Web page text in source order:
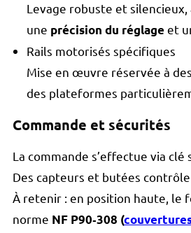
Levage robuste et
une précision du réglageet
Rails motorisés spécifiques
Mise en œuvre réservée à
des plateformes
Commande et sécurités
La commande s’effectue via
Des capteurs et butées
À retenir : en position haute,
norme NF P90‑308 (